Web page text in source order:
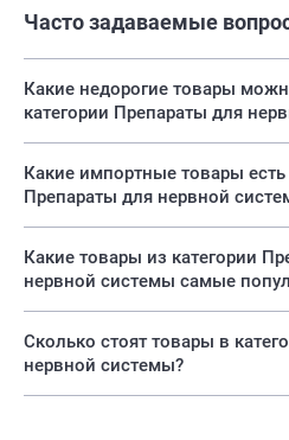
Часто задаваемые
Какие недорогие товары
категории Препараты для
Какие импортные товары есть
Препараты для нервной
Какие товары из категории Препараты для
нервной системы самые
Сколько стоят товары в
нервной системы?